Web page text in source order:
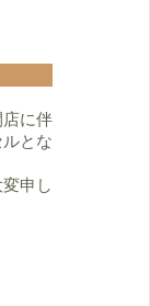
vol.5
エ
に
ス
ラに
分
に伴
とな
申し